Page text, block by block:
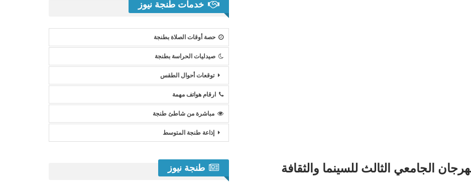
الجامعي الثالث للسينما والثقافة
خدمات طنجة نيوز
حصة أوقات الصلاة بطنجة
صيدليات الحراسة بطنجة
توقعات أحوال الطقس
ارقام هواتف مهمة
مباشرة من شاطئ طنجة
إذاعة طنجة المتوسط
طنجة نيوز